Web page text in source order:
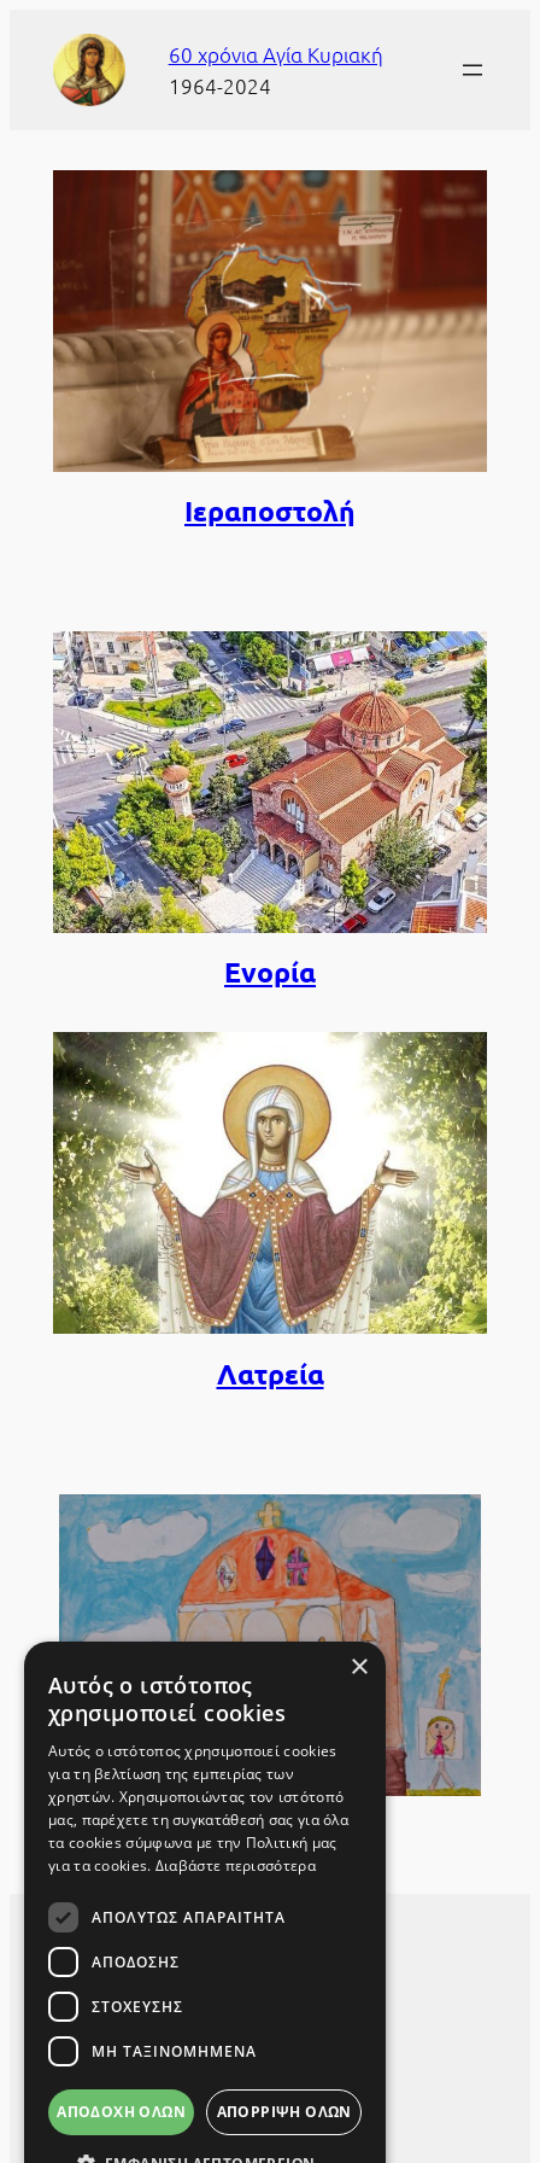
60 χρόνια Αγία Κυριακή
1964-2024
Ιεραποστολή
Ενορία
Λατρεία
Νεότητα
60 χρόνια Αγία Κυριακή
1964-2024
×
Αυτός ο ιστότοπος
χρησιμοποιεί cookies
Αυτός ο ιστότοπος χρησιμοποιεί cookies
για τη βελτίωση της εμπειρίας των
χρηστών. Χρησιμοποιώντας τον ιστότοπό
μας, παρέχετε τη συγκατάθεσή σας για όλα
τα cookies σύμφωνα με την Πολιτική μας
για τα cookies. Διαβάστε περισσότερα
ΑΠΟΛΎΤΩΣ ΑΠΑΡΑΊΤΗΤΑ
ΑΠΌΔΟΣΗΣ
ΣΤΌΧΕΥΣΗΣ
ΜΗ ΤΑΞΙΝΟΜΗΜΈΝΑ
ΑΠΟΔΟΧΉ ΌΛΩΝ ΑΠΌΡΡΙΨΗ ΌΛΩΝ